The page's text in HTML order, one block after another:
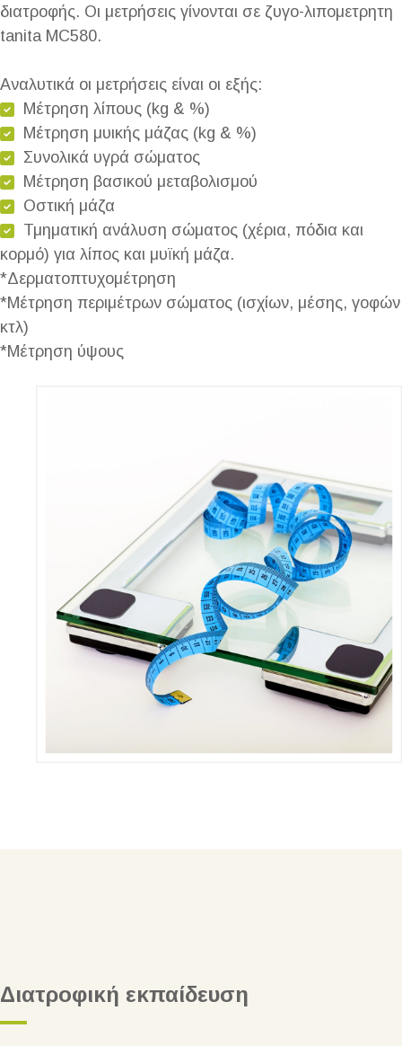
διατροφής. Οι μετρήσεις γίνονται σε ζυγο-λιπομετρητη
tanita MC580.
Αναλυτικά οι μετρήσεις είναι οι εξής:
Μέτρηση λίπους (kg & %)
Μέτρηση μυικής μάζας (kg & %)
Συνολικά υγρά σώματος
Μέτρηση βασικού μεταβολισμού
Οστική μάζα
Τμηματική ανάλυση σώματος (χέρια, πόδια και
κορμό) για λίπος και μυϊκή μάζα.
*Δερματοπτυχομέτρηση
*Μέτρηση περιμέτρων σώματος (ισχίων, μέσης, γοφών
κτλ)
*Μέτρηση ύψους
Διατροφική εκπαίδευση